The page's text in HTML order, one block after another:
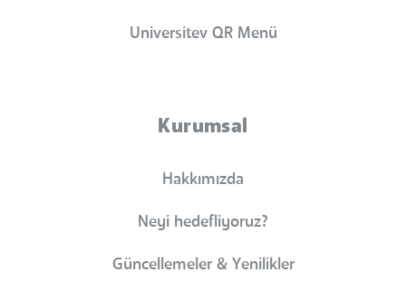
Universitev QR Menü
Kurumsal
Hakkımızda
Neyi hedefliyoruz?
Güncellemeler & Yenilikler